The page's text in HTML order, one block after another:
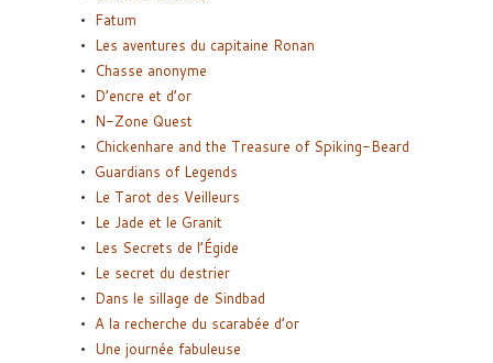
Fatum
Les aventures du capitaine Ronan
Chasse anonyme
D’encre et d’or
N-Zone Quest
Chickenhare and the Treasure of Spiking-Beard
Guardians of Legends
Le Tarot des Veilleurs
Le Jade et le Granit
Les Secrets de l’Égide
Le secret du destrier
Dans le sillage de Sindbad
A la recherche du scarabée d’or
Une journée fabuleuse